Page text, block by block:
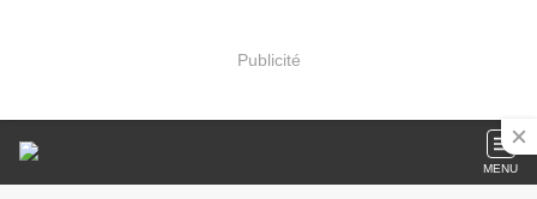
Publicité
MENU